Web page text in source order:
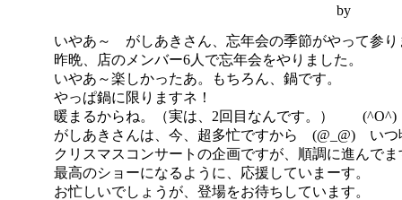
by
いやあ～ がしあきさん、忘年会の季節がやって参り
昨晩、店のメンバー6人で忘年会をやりました。
いやあ～楽しかったあ。もちろん、鍋です。
やっぱ鍋に限りますネ！
暖まるからね。（実は、2回目なんです。）
がしあきさんは、今、超多忙ですから (@_@) いつ
クリスマスコンサートの企画ですが、順調に進んでま
最高のショーになるように、応援していまーす。
お忙しいでしょうが、登場をお待ちしています。